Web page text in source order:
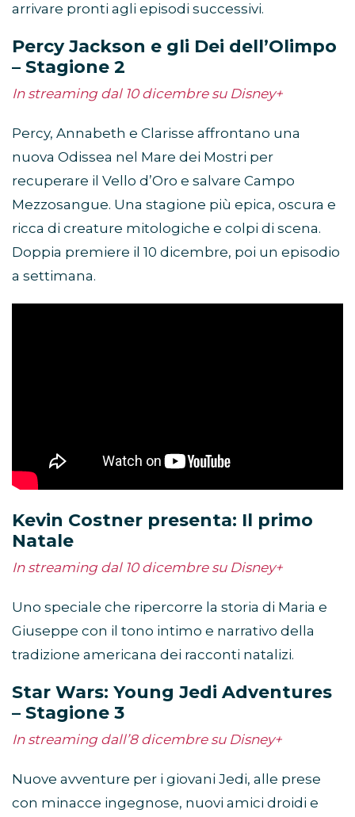
arrivare pronti agli episodi successivi.
Percy Jackson e gli Dei dell’Olimpo
– Stagione 2
In streaming dal 10 dicembre su Disney+
Percy, Annabeth e Clarisse affrontano una
nuova Odissea nel Mare dei Mostri per
recuperare il Vello d’Oro e salvare Campo
Mezzosangue. Una stagione più epica, oscura e
ricca di creature mitologiche e colpi di scena.
Doppia premiere il 10 dicembre, poi un episodio
a settimana.
Kevin Costner presenta: Il primo
Natale
In streaming dal 10 dicembre su Disney+
Uno speciale che ripercorre la storia di Maria e
Giuseppe con il tono intimo e narrativo della
tradizione americana dei racconti natalizi.
Star Wars: Young Jedi Adventures
– Stagione 3
In streaming dall’8 dicembre su Disney+
Nuove avventure per i giovani Jedi, alle prese
con minacce ingegnose, nuovi amici droidi e